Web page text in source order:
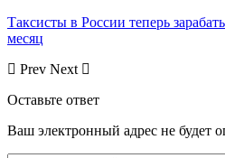
Таксисты в России теперь
месяц
Prev Next
Оставьте ответ
Ваш электронный адрес не будет